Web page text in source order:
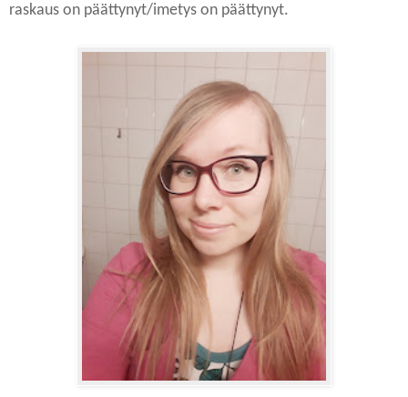
raskaus on päättynyt/imetys on päättynyt.